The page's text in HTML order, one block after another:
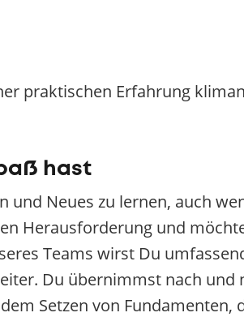
praktischen Erfahrung
hast
und Neues zu lernen, auch
Herausforderung und
Teams wirst Du
Du übernimmst nach
Setzen von